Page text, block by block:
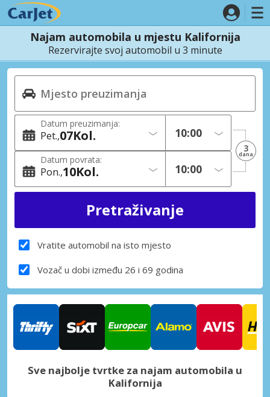
Najam automobila u mjestu Kalifornija
Rezervirajte svoj automobil u 3 minute
Datum preuzimanja:
Pet. 07Kol.
Datum povrata:
Pon. 10Kol.
3
dana
Vratite automobil na isto mjesto
Vozač u dobi između 26 i 69 godina
Sve najbolje tvrtke za najam automobila u
Kalifornija